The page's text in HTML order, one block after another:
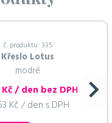
č. produktu: 335
Křeslo Lotus
modré
Kč / den bez DPH
Kč / den s DPH